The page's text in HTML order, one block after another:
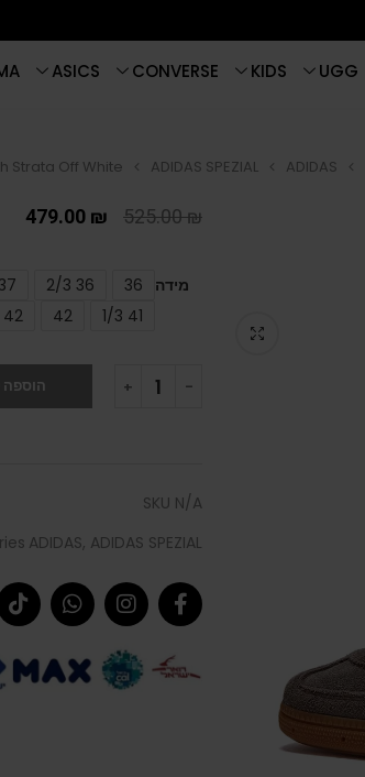
UGG
KIDS
CONVERSE
ASICS
ADIDAS
ADIDAS SPEZIAL
Strata Off White
525.00₪
479.00 ₪
מידה 36
36 2/3
1/3
41 1/3
42
42 2/3
הוספה
SKU N/A
ADIDAS, ADIDAS SPEZIAL